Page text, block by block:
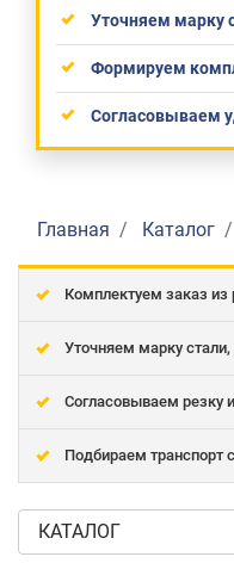
Уточняем марку
Формируем
Согласовываем
Главная Каталог
Комплектуем заказ
Уточняем марку
Согласовываем резку
Подбираем транспорт
КАТАЛОГ